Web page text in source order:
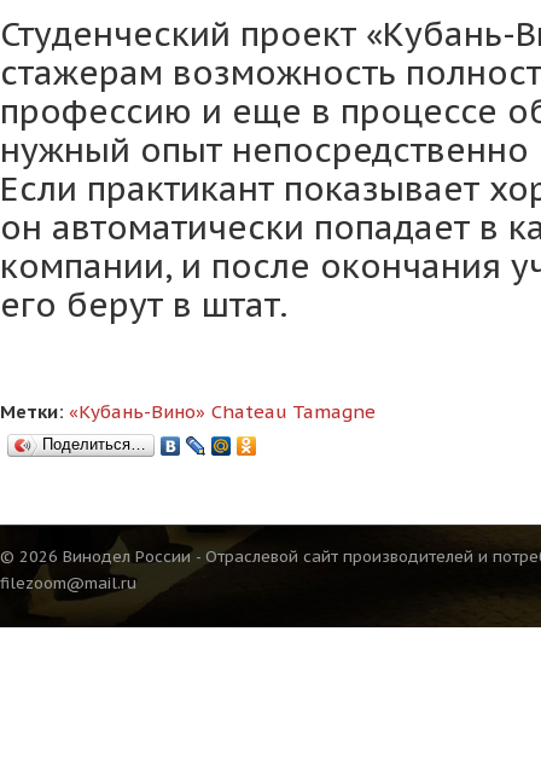
Студенческий проект «Кубань-
стажерам возможность
профессию и еще в процессе
нужный опыт непосредственно
Если практикант показывает
он автоматически попадает в
компании, и после окончания
его берут в штат.
Метки: «Кубань-Вино» Chateau Tamagne
Поделиться…
© 2026 Винодел России - Отраслевой сайт производителей и
filezoom@mail.ru